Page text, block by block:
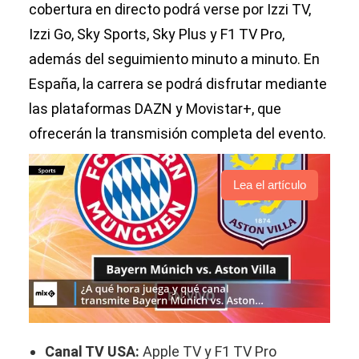
cobertura en directo podrá verse por Izzi TV,
Izzi Go, Sky Sports, Sky Plus y F1 TV Pro,
además del seguimiento minuto a minuto. En
España, la carrera se podrá disfrutar mediante
las plataformas DAZN y Movistar+, que
ofrecerán la transmisión completa del evento.
Lea el artículo
Canal TV USA: Apple TV y F1 TV Pro